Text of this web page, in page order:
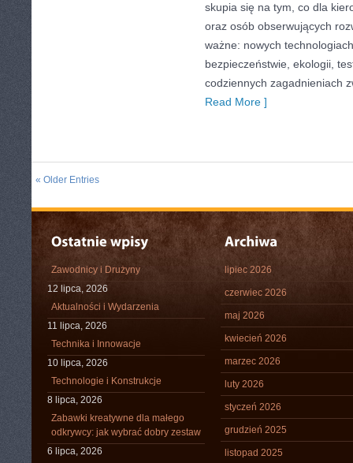
skupia się na tym, co dla
oraz osób obserwujących
ważne: nowych
bezpieczeństwie, ekologii,
codziennych zagadnieniach
Read More ]
« Older Entries
Zawodnicy i Drużyny
12 lipca, 2026
Aktualności i Wydarzenia
11 lipca, 2026
Technika i Innowacje
10 lipca, 2026
Technologie i Konstrukcje
8 lipca, 2026
Zabawki kreatywne dla małego
odkrywcy: jak wybrać dobry zestaw
6 lipca, 2026
lipiec 2026
czerwiec 2026
maj 2026
kwiecień 2026
marzec 2026
luty 2026
styczeń 2026
grudzień 2025
listopad 2025